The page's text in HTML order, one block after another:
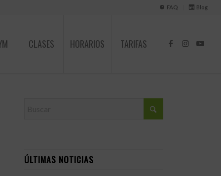
FAQ Blog
CLASES HORARIOS TARIFAS
ÚLTIMAS NOTICIAS